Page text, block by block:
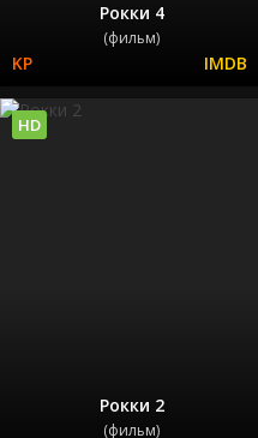
Рокки 4
(фильм)
Рокки 2
(фильм)
HD